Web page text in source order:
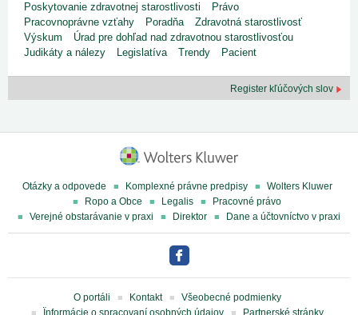
Poskytovanie zdravotnej starostlivosti
Právo
Pracovnoprávne vzťahy
Poradňa
Zdravotná starostlivosť
Výskum
Úrad pre dohľad nad zdravotnou starostlivosťou
Judikáty a nálezy
Legislatíva Trendy Pacient
Register kľúčových slov
Otázky a odpovede Komplexné právne predpisy
Wolters Kluwer
Ropo a Obce
Legalis
Pracovné právo
Verejné obstarávanie v praxi
Direktor Dane a účtovníctvo v praxi
O portáli Kontakt
Všeobecné podmienky